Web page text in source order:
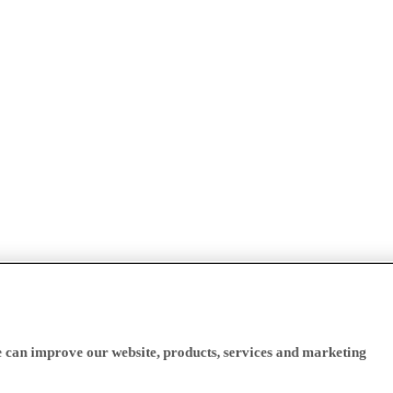
can improve our website, products, services and marketing